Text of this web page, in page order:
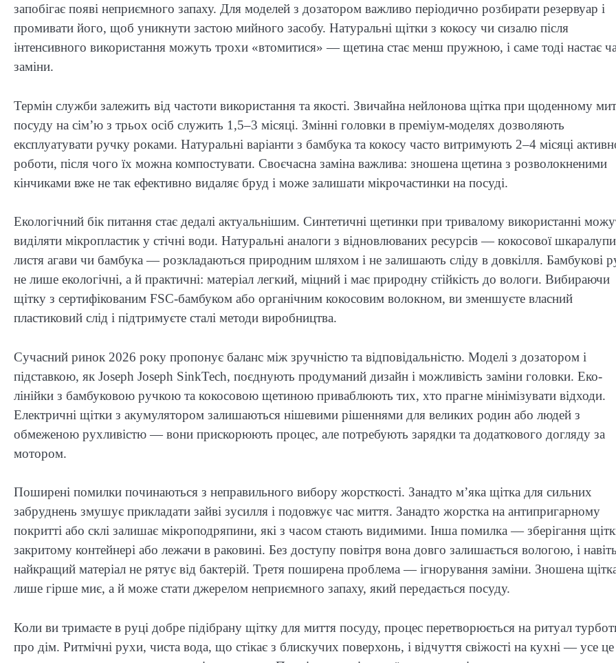
запобігає появі неприємного запаху. Для моделей з дозатором важливо періодично розбирати резервуар і
промивати його, щоб уникнути застою мийного засобу. Натуральні щітки з кокосу чи сизалю після
інтенсивного використання можуть трохи «втомитися» — щетина стає менш пружною, і саме тоді настає
заміни.
Термін служби залежить від частоти використання та якості. Звичайна нейлонова щітка при щоденному
посуду на сім’ю з трьох осіб служить 1,5–3 місяці. Змінні головки в преміум-моделях дозволяють
експлуатувати ручку роками. Натуральні варіанти з бамбука та кокосу часто витримують 2–4 місяці
роботи, після чого їх можна компостувати. Своєчасна заміна важлива: зношена щетина з розволокненими
кінчиками вже не так ефективно видаляє бруд і може залишати мікрочастинки на посуді.
Екологічний бік питання стає дедалі актуальнішим. Синтетичні щетинки при тривалому використанні
виділяти мікропластик у стічні води. Натуральні аналоги з відновлюваних ресурсів — кокосової
листя агави чи бамбука — розкладаються природним шляхом і не залишають сліду в довкілля. Бамбукові
не лише екологічні, а й практичні: матеріал легкий, міцний і має природну стійкість до вологи. Вибираючи
щітку з сертифікованим FSC-бамбуком або органічним кокосовим волокном, ви зменшуєте власний
пластиковий слід і підтримуєте сталі методи виробництва.
Сучасний ринок 2026 року пропонує баланс між зручністю та відповідальністю. Моделі з дозатором і
підставкою, як Joseph Joseph SinkTech, поєднують продуманий дизайн і можливість заміни головки. Еко-
лінійки з бамбуковою ручкою та кокосовою щетиною приваблюють тих, хто прагне мінімізувати відходи.
Електричні щітки з акумулятором залишаються нішевими рішеннями для великих родин або людей з
обмеженою рухливістю — вони прискорюють процес, але потребують зарядки та додаткового догляду за
мотором.
Поширені помилки починаються з неправильного вибору жорсткості. Занадто м’яка щітка для сильних
забруднень змушує прикладати зайві зусилля і подовжує час миття. Занадто жорстка на антипригарному
покритті або склі залишає мікроподряпини, які з часом стають видимими. Інша помилка — зберігання
закритому контейнері або лежачи в раковині. Без доступу повітря вона довго залишається вологою, і навіть
найкращий матеріал не рятує від бактерій. Третя поширена проблема — ігнорування заміни. Зношена
лише гірше миє, а й може стати джерелом неприємного запаху, який передається посуду.
Коли ви тримаєте в руці добре підібрану щітку для миття посуду, процес перетворюється на ритуал
про дім. Ритмічні рухи, чиста вода, що стікає з блискучих поверхонь, і відчуття свіжості на кухні — усе це